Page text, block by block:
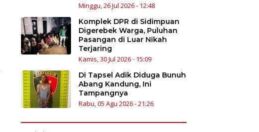
Minggu, 26 Jul 2026 - 12:48
Komplek DPR di Sidimpuan
Digerebek Warga, Puluhan
Pasangan di Luar Nikah
Terjaring
Kamis, 30 Jul 2026 - 15:09
Di Tapsel Adik Diduga Bunuh
Abang Kandung, Ini
Tampangnya
Rabu, 05 Agu 2026 - 21:26